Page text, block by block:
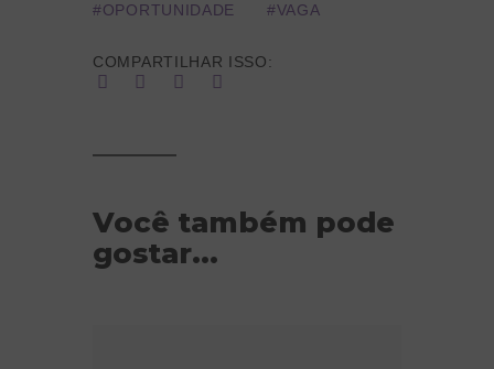
OPORTUNIDADE
VAGA
COMPARTILHAR ISSO:
Você também pode
gostar...